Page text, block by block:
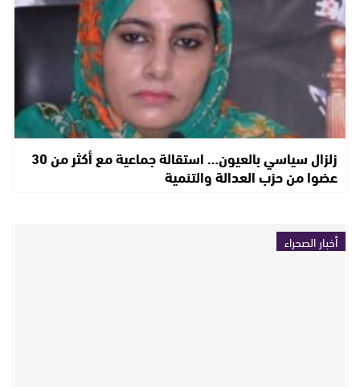
زلزال سياسي بالعيون… استقالة جماعية مع أكثر من 30
عضوا من حزب العدالة والتنمية
أخبار الصحراء